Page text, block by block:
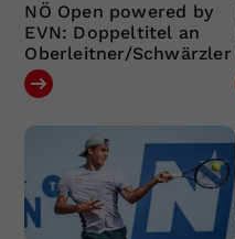
NÖ Open powered by
EVN: Doppeltitel an
Oberleitner/Schwärzler